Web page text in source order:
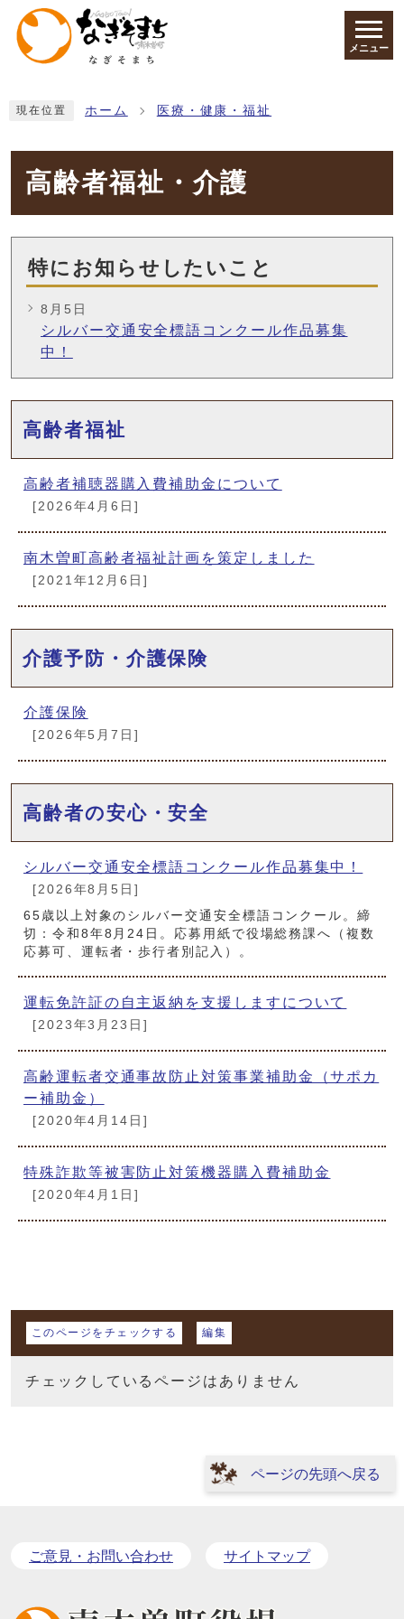
ページの先頭です
メニュー
現在位置 ホーム 医療・健康・福祉
高齢者福祉・介護
特にお知らせしたいこと
8月5日
シルバー交通安全標語コンクール作品募集
中！
メインメニュー
高齢者福祉
高齢者補聴器購入費補助金について
[2026年4月6日]
南木曽町高齢者福祉計画を策定しました
[2021年12月6日]
介護予防・介護保険
介護保険
[2026年5月7日]
高齢者の安心・安全
シルバー交通安全標語コンクール作品募集中！
[2026年8月5日]
65歳以上対象のシルバー交通安全標語コンクール。締
切：令和8年8月24日。応募用紙で役場総務課へ（複数
応募可、運転者・歩行者別記入）。
運転免許証の自主返納を支援しますについて
[2023年3月23日]
高齢運転者交通事故防止対策事業補助金（サポカ
ー補助金）
[2020年4月14日]
特殊詐欺等被害防止対策機器購入費補助金
[2020年4月1日]
マイページ
このページをチェックする 編集
チェックしているページはありません
ページの先頭へ戻る
ご意見・お問い合わせ サイトマップ